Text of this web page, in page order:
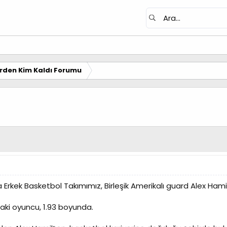
Kim Kaldı Forumu
Basketbol Takımımız, Birleşik Amerikalı guard Alex
oyuncu, 1.93 boyunda.